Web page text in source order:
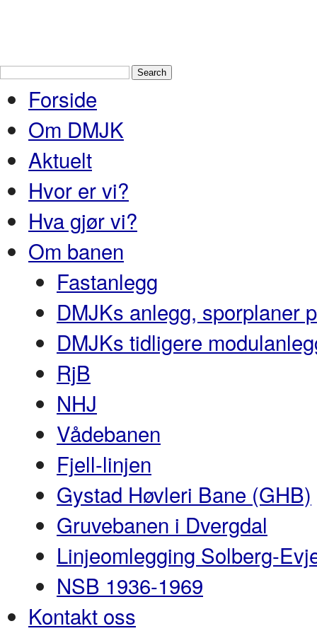
Forside
Om DMJK
Aktuelt
Hvor er vi?
Hva gjør vi?
Om banen
Fastanlegg
DMJKs anlegg, sporplaner
DMJKs tidligere
RjB
NHJ
Vådebanen
Fjell-linjen
Gystad Høvleri Bane (GHB)
Gruvebanen i Dvergdal
Linjeomlegging Solberg-
NSB 1936-1969
Kontakt oss